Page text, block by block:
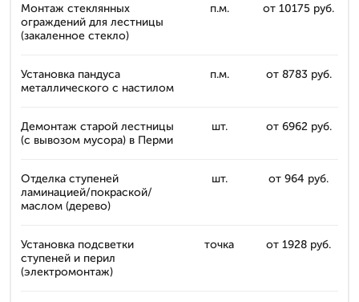
Монтаж стеклянных
ограждений для лестницы
(закаленное стекло)
п.м. от 10175 руб.
Установка пандуса
металлического с настилом
п.м. от 8783 руб.
Демонтаж старой лестницы
(с вывозом мусора) в Перми
шт. от 6962 руб.
Отделка ступеней
ламинацией/покраской/
маслом (дерево)
шт. от 964 руб.
Установка подсветки
ступеней и перил
(электромонтаж)
точка от 1928 руб.